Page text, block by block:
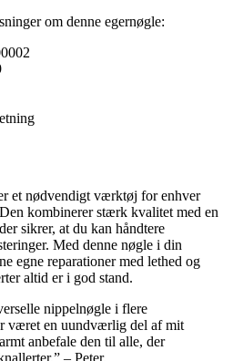
om denne egernøgle:
et nødvendigt værktøj for enhver
kombinerer stærk kvalitet med en
sikrer, at du kan håndtere
Med denne nøgle i din
egne reparationer med lethed og
altid er i god stand.
nippelnøgle i flere
været en uundværlig del af mit
anbefale den til alle, der
– Peter,